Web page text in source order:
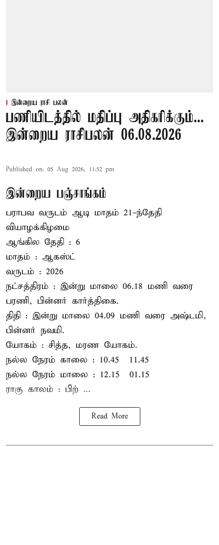
இன்றைய ராசி பலன்
பணியிடத்தில் மதிப்பு அதிகரிக்கும்...
இன்றைய ராசிபலன் 06.08.2026
Published on: 05 Aug 2026, 11:52 pm
இன்றைய பஞ்சாங்கம்
பராபவ வருடம் ஆடி மாதம் 21-ந்தேதி
வியாழக்கிழமை
ஆங்கில தேதி : 6
மாதம் : ஆகஸ்ட்
வருடம் : 2026
நட்சத்திரம் : இன்று மாலை 06.18 மணி வரை
பரணி, பின்னர் கார்த்திகை.
திதி : இன்று மாலை 04.09 மணி வரை அஷ்டமி,
பின்னர் நவமி.
யோகம் : சித்த, மரண யோகம்.
நல்ல நேரம் காலை : 10.45 – 11.45
நல்ல நேரம் மாலை : 12.15 – 01.15
ராகு காலம் : பிற் ...
Read More